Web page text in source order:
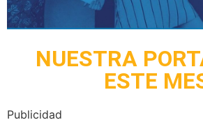
NUESTRA
ESTE
Publicidad